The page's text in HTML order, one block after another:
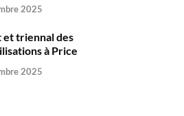
2025
et triennal des
à Price
2025